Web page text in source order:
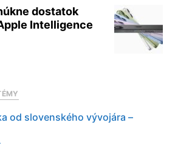
dostatok
Intelligence
od slovenského vývojára –